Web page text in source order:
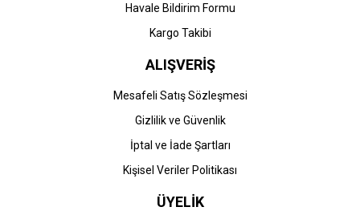
Gönder
Havale Bildirim Formu
Kargo Takibi
ALIŞVERİŞ
Mesafeli Satış Sözleşmesi
Gizlilik ve Güvenlik
İptal ve İade Şartları
Kişisel Veriler Politikası
ÜYELİK